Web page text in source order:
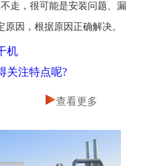
，很可能是安装问题、漏
因，根据原因正确解决。
机
关注特点呢?
查看更多